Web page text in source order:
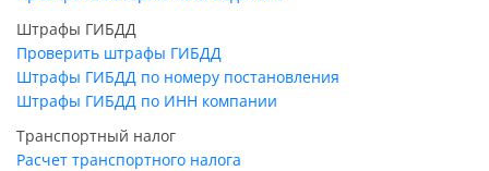
Штрафы ГИБДД
Проверить штрафы ГИБДД
Штрафы ГИБДД по номеру постановления
Штрафы ГИБДД по ИНН компании
Транспортный налог
Расчет транспортного налога